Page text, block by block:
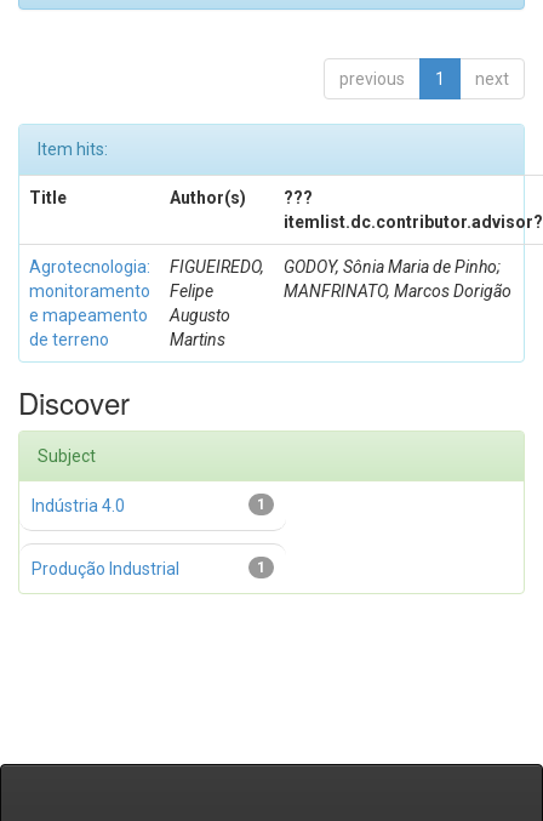
previous 1 next
Item hits:
Title Author(s)
???
Agrotecnologia:
monitoramento
e mapeamento
de terreno
FIGUEIREDO,
Felipe
Augusto
Martins
GODOY, Sônia Maria de Pinho;
MANFRINATO, Marcos Dorigão
Discover
Subject
1
Indústria 4.0
1
Produção Industrial